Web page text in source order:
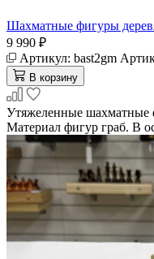
Шахматные фигуры
9 990 ₽
Артикул: bast2gm
В корзину
Утяжеленные шахматные
Материал фигур граб. В